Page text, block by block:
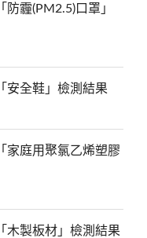
霾(PM2.5)口罩」
安全鞋」檢測結果
家庭用聚氯乙烯塑膠
木製板材」檢測結果